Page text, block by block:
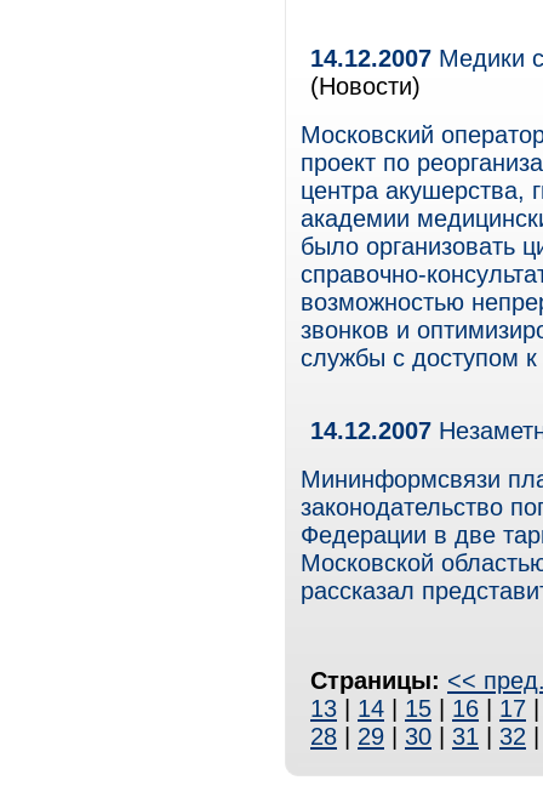
14.12.2007 Медики
(Новости)
Московский
проект по
центра акушерства,
академии
было организовать
справочно-
возможностью
звонков и
службы с доступом
14.12.2007
Мининформсвязи
законодательство
Федерации в две
Московской
рассказал
Страницы: <<
13
14 15 16 17
28
29 30 31 32